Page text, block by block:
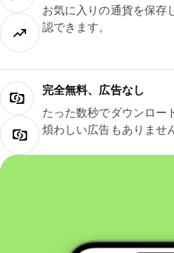
お気に入りの通貨を保存
認できます。
完全無料、広告なし
たった数秒でダウンロー
煩わしい広告もありませ